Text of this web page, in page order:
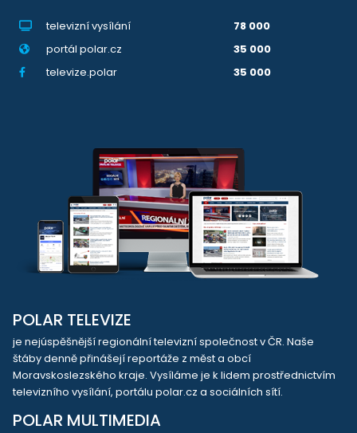
televizní vysílání
78 000
portál polar.cz
35 000
televize.polar
35 000
POLAR TELEVIZE
je nejúspěšnější regionální televizní společnost v ČR. Naše
štáby denně přinášejí reportáže z měst a obcí
Moravskoslezského kraje. Vysíláme je k lidem prostřednictvím
televizního vysílání, portálu polar.cz a sociálních sítí.
POLAR MULTIMEDIA